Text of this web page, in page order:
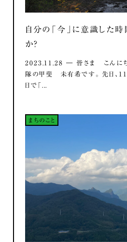
自分の「今」に意識した
か？
2023.11.28 ― 皆さま こんにち
隊の甲斐 未有希です。 先日、
日で「...
まちのこと